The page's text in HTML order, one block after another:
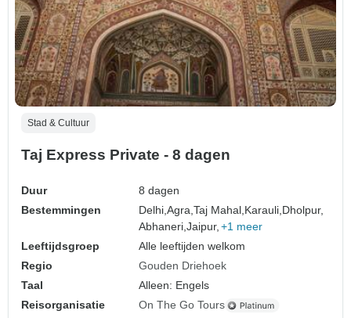
Stad & Cultuur
Taj Express Private - 8 dagen
Duur
8 dagen
Bestemmingen
Delhi,Agra,Taj Mahal,Karauli,Dholpur,
Abhaneri,Jaipur, +1 meer
Leeftijdsgroep
Alle leeftijden welkom
Regio
Gouden Driehoek
Taal
Alleen: Engels
Reisorganisatie
On The Go Tours